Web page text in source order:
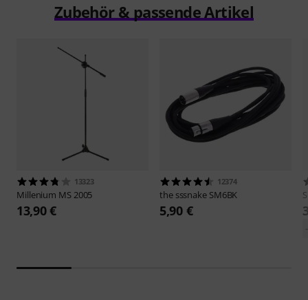
Zubehör & passende Artikel
13323
Millenium MS 2005
13,90 €
12374
the sssnake SM6BK
5,90 €